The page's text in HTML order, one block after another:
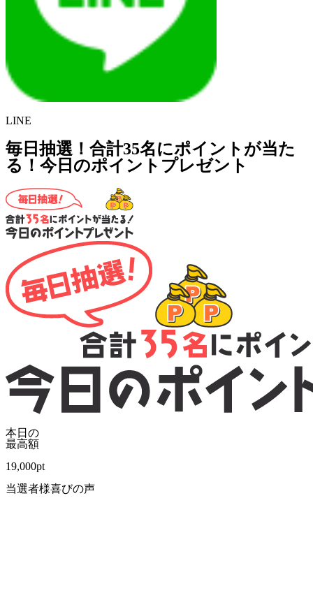
LINE
毎日抽選！合計35名にポイントが当た
る！今日のポイントプレゼント
本日の
最高額
19,000pt
当選者様喜びの声